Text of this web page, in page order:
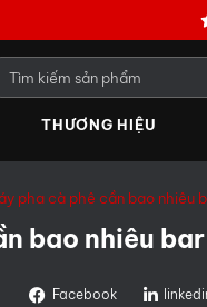
THƯƠNG HIỆU
pha cà phê cần bao nhiêu
bao nhiêu
Facebook